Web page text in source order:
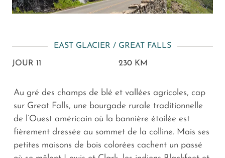
EAST GLACIER / GREAT FALLS
JOUR 11 230 KM
Au gré des champs de blé et vallées agricoles, cap
sur Great Falls, une bourgade rurale traditionnelle
de l’Ouest américain où la bannière étoilée est
fièrement dressée au sommet de la colline. Mais ses
petites maisons de bois colorées cachent un passé